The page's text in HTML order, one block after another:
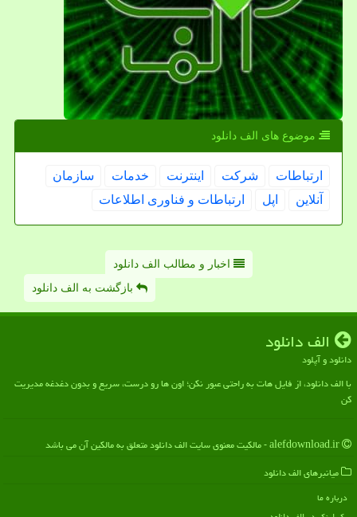
موضوع های الف دانلود
ارتباطات شركت اینترنت خدمات
سازمان
آنلاین
اپل ارتباطات و فناوری اطلاعات
اخبار و مطالب الف دانلود
بازگشت به الف دانلود
الف دانلود
دانلود و آپلود
با الف دانلود، از فایل هات به راحتی عبور نکن؛ اون ها رو درست، سریع و بدون دغدغه مدیریت
کن
میانبرهای الف دانلود
درباره ما